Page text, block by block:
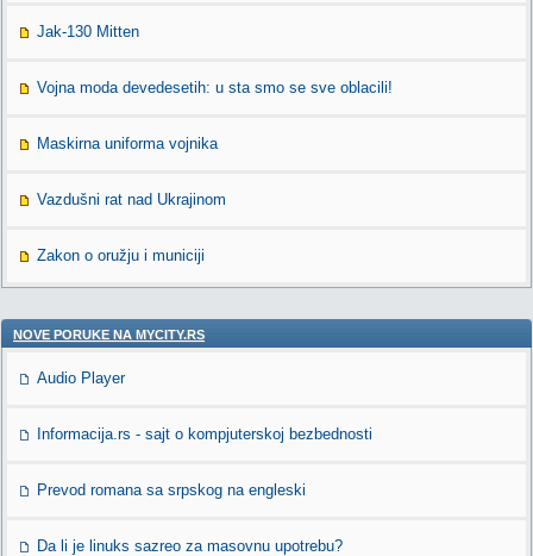
Jak-130 Mitten
Vojna moda devedesetih: u sta smo se sve oblacili!
Maskirna uniforma vojnika
Vazdušni rat nad Ukrajinom
Zakon o oružju i municiji
NOVE PORUKE NA MYCITY.RS
Audio Player
Informacija.rs - sajt o kompjuterskoj bezbednosti
Prevod romana sa srpskog na engleski
Da li je linuks sazreo za masovnu upotrebu?